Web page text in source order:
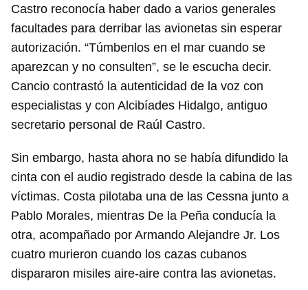
Castro reconocía haber dado a varios generales
facultades para derribar las avionetas sin esperar
autorización. “Túmbenlos en el mar cuando se
aparezcan y no consulten”, se le escucha decir.
Cancio contrastó la autenticidad de la voz con
especialistas y con Alcibíades Hidalgo, antiguo
secretario personal de Raúl Castro.
Sin embargo, hasta ahora no se había difundido la
cinta con el audio registrado desde la cabina de las
víctimas. Costa pilotaba una de las Cessna junto a
Pablo Morales, mientras De la Peña conducía la
otra, acompañado por Armando Alejandre Jr. Los
cuatro murieron cuando los cazas cubanos
dispararon misiles aire-aire contra las avionetas.